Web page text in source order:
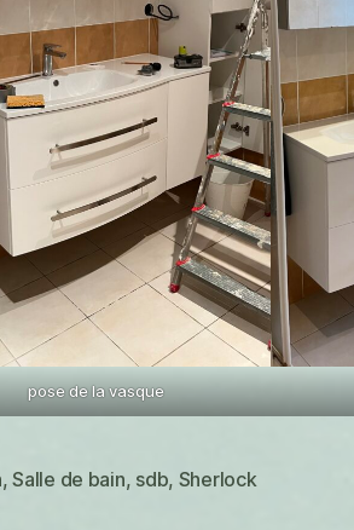
pose de la vasque
,Salle de bain, sdb, Sherlock